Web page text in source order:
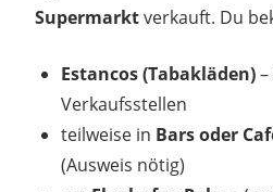
Supermarktverkauft. Du
Estancos (Tabakläden)
Verkaufsstellen
teilweise in Bars oder
(Ausweis nötig)